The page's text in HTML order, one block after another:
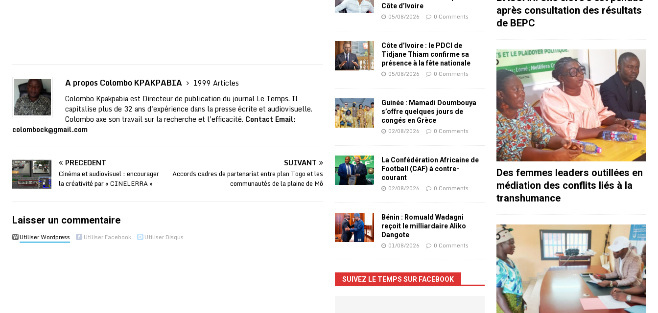
A propos Colombo KPAKPABIA
1999 Articles
Colombo Kpakpabia est Directeur de publication du journal Le Temps. Il
capitalise plus de 32 ans d'expérience dans la presse écrite et audiovisuelle.
Colombo axe son travail sur la recherche et l'efficacité. Contact Email:
colombock@gmail.com
PRÉCÉDENT
Cinéma et audiovisuel : encourager
la créativité par « CINELERRA »
SUIVANT
Accords cadres de partenariat entre plan Togo et les
communautés de la plaine de Mô
Laisser un commentaire
Utiliser Wordpress Utiliser Facebook Utiliser Disqus
Côte d’Ivoire
05/08/2026 0 Comments
Côte d’Ivoire : le PDCI de
Tidjane Thiam confirme sa
présence à la fête nationale
05/08/2026 0 Comments
Guinée : Mamadi Doumbouya
s’offre quelques jours de
congés en Grèce
02/08/2026 0 Comments
La Confédération Africaine de
Football (CAF) à contre-
courant
02/08/2026 0 Comments
Bénin : Romuald Wadagni
reçoit le milliardaire Aliko
Dangote
01/08/2026 0 Comments
SUIVEZ LE TEMPS SUR FACEBOOK
après consultation des résultats
de BEPC
Des femmes leaders outillées en
médiation des conflits liés à la
transhumance